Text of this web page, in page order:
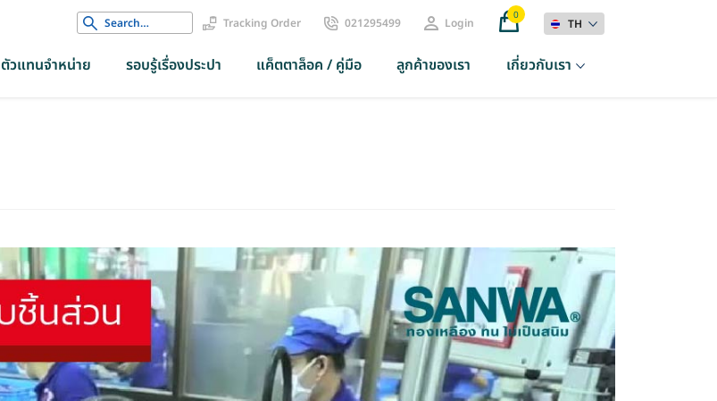
Search
for:
Tracking Order 021295499 Login 0
TH
ตัวแทนจำหน่าย รอบรู้เรื่องประปา แค็ตตาล็อค / คู่มือ ลูกค้าของเรา เกี่ยวกับเรา